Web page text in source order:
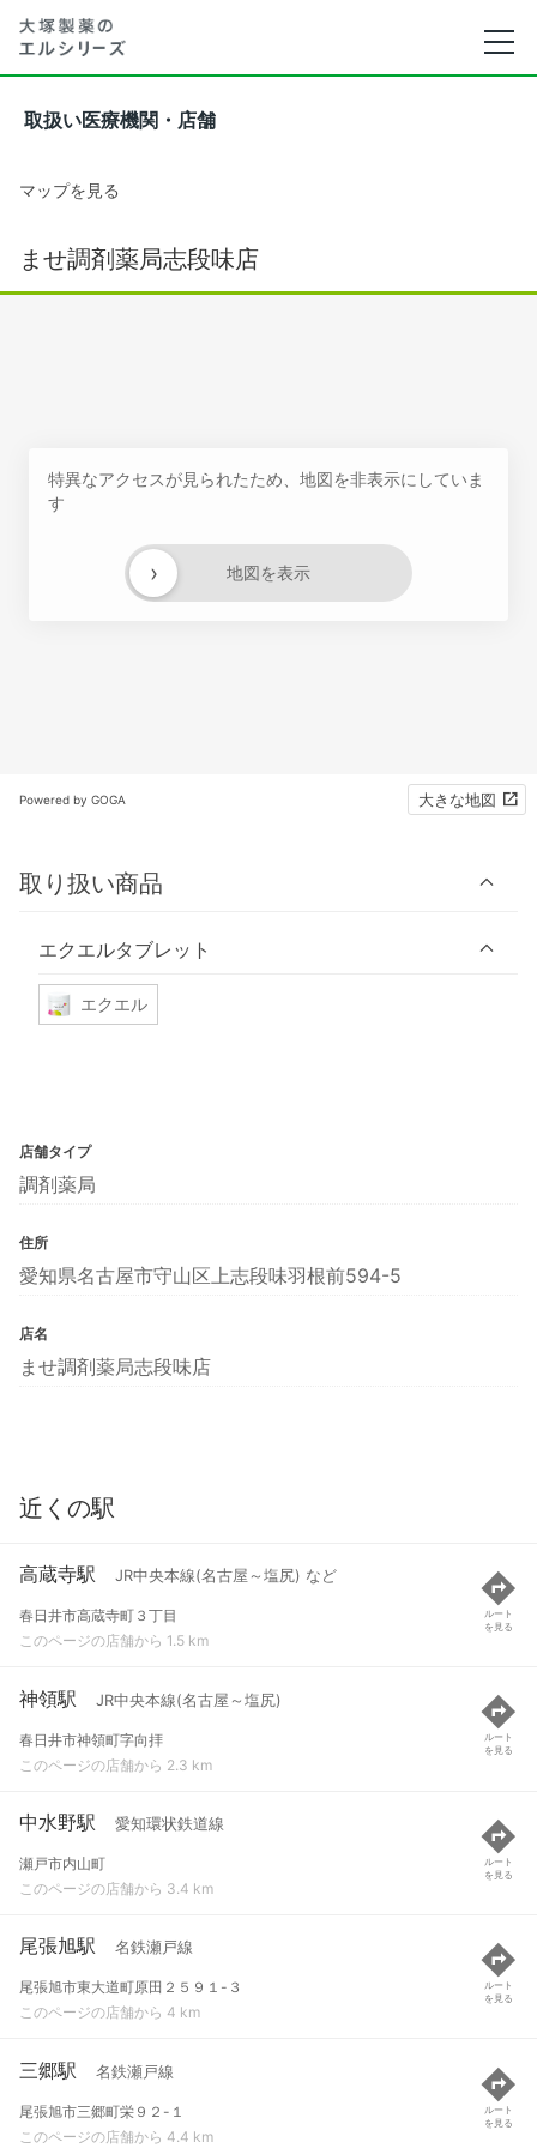
取扱い医療機関・店舗
マップを見る
ませ調剤薬局志段味店
特異なアクセスが見られたため、地図を非表示にしていま
す
地図を表示
›
Powered by GOGA 大きな地図
取り扱い商品
エクエルタブレット
エクエル
店舗タイプ
調剤薬局
住所
愛知県名古屋市守山区上志段味羽根前594-5
店名
ませ調剤薬局志段味店
近くの駅
高蔵寺駅 JR中央本線(名古屋～塩尻) など
春日井市高蔵寺町３丁目
このページの店舗から 1.5 km
ルート
を見る
神領駅 JR中央本線(名古屋～塩尻)
春日井市神領町字向拝
このページの店舗から 2.3 km
ルート
を見る
中水野駅 愛知環状鉄道線
瀬戸市内山町
このページの店舗から 3.4 km
ルート
を見る
尾張旭駅 名鉄瀬戸線
尾張旭市東大道町原田２５９１-３
このページの店舗から 4 km
ルート
を見る
三郷駅 名鉄瀬戸線
尾張旭市三郷町栄９２-１
このページの店舗から 4.4 km
ルート
を見る